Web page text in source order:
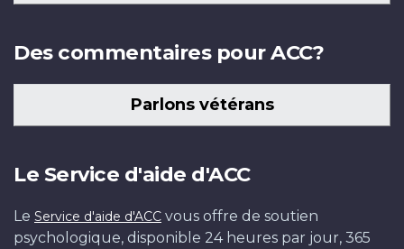
Des commentaires pour ACC?
Parlons vétérans
Le Service d'aide d'ACC
Le Service d'aide d'ACC vous offre de soutien
psychologique, disponible 24 heures par jour, 365